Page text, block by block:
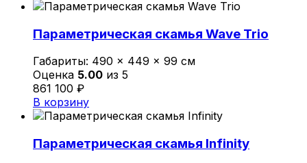
Параметрическая скамья Wave Trio
Габариты: 490 × 449 × 99 см
Оценка 5.00 из 5
861 100 ₽
В корзину
Параметрическая скамья Infinity